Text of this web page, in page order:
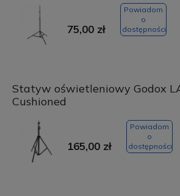
75,00 zł
Powiadom
o
dostępności
Statyw oświetleniowy Godox
Cushioned
165,00 zł
Powiadom
o
dostępności